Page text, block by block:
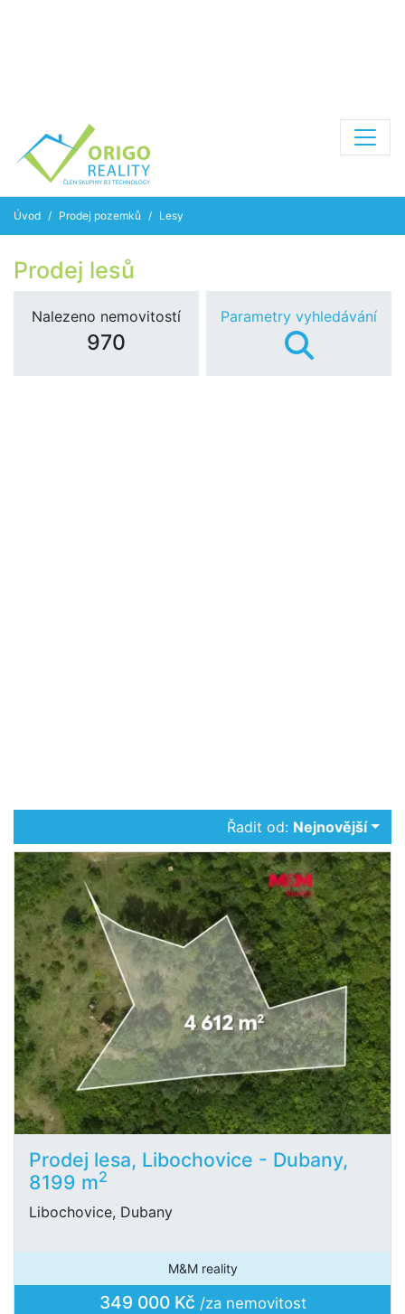
Úvod Prodej pozemků Lesy
Prodej lesů
Nalezeno nemovitostí
970
Parametry vyhledávání
Řadit od: Nejnovější
Prodej lesa, Libochovice - Dubany,
8199 m2
Libochovice, Dubany
M&M reality
349 000 Kč /za nemovitost